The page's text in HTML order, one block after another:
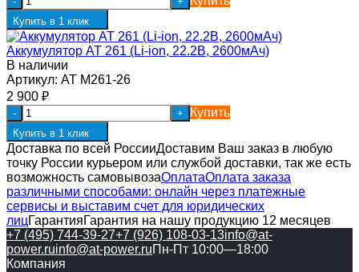
Купить в 1 клик
Аккумулятор AT 261 (Li-ion, 22.2В, 2600мАч)
В наличии
Артикул: AT M261-26
2 900 ₽
- + Купить
Купить в 1 клик
Доставка по всей РоссииДоставим Ваш заказ в любую
точку России курьером или службой доставки, так же есть
возможность самовывозаОплатаОплата заказа
различными способами: онлайн через платежные
сервисы и выставим счет для юридических
лицГарантияГарантия на нашу продукцию 12 месяцев
+7 (495) 744-39-27+7 (926) 108-03-13info@at-
power.ruinfo@at-power.ruПн-Пт 10:00—18:00
Компания